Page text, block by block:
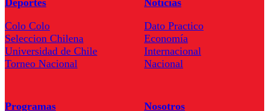
Deportes
Colo Colo
Seleccion Chilena
Universidad de Chile
Torneo Nacional
Noticias
Dato Practico
Economía
Internacional
Nacional
Programas
Nosotros